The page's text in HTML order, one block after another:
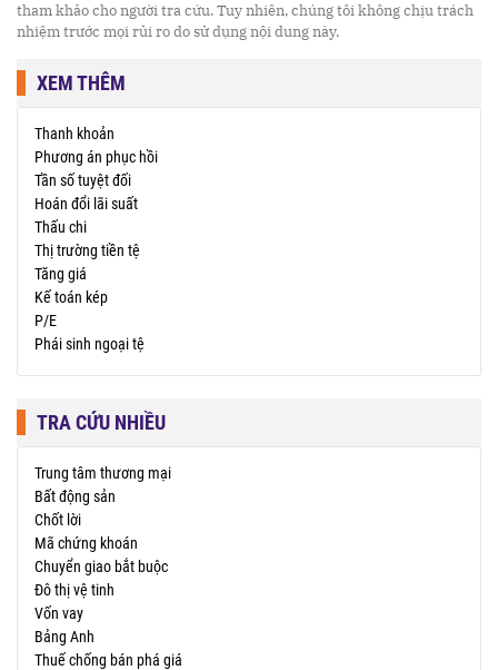
tham khảo cho người tra cứu. Tuy nhiên, chúng tôi không chịu trách
nhiệm trước mọi rủi ro do sử dụng nội dung này.
XEM THÊM
Thanh khoản
Phương án phục hồi
Tần số tuyệt đối
Hoán đổi lãi suất
Thấu chi
Thị trường tiền tệ
Tăng giá
Kế toán kép
P/E
Phái sinh ngoại tệ
TRA CỨU NHIỀU
Trung tâm thương mại
Bất động sản
Chốt lời
Mã chứng khoán
Chuyển giao bắt buộc
Đô thị vệ tinh
Vốn vay
Bảng Anh
Thuế chống bán phá giá